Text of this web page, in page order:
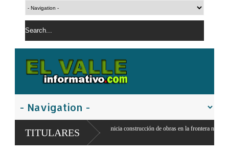
TITULARES
Gobierno inicia construcción de obras en la frontera norte para fortalecer la
seguridad